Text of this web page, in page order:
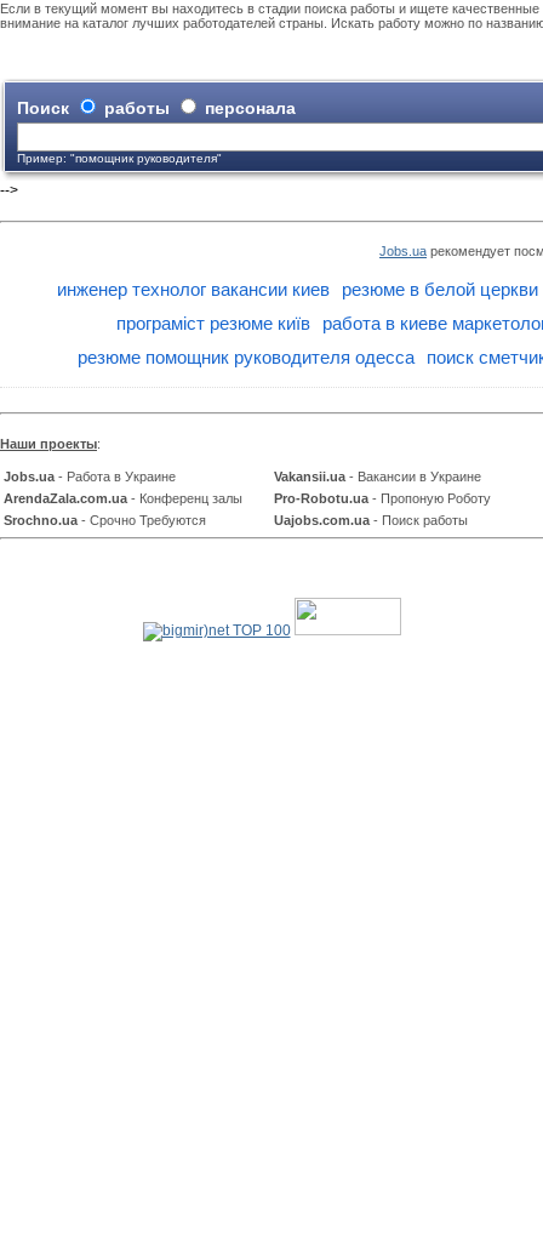
Если в текущий момент вы находитесь в стадии поиска работы и ищете
внимание на каталог лучших работодателей страны. Искать работу можно по
Поиск работы персонала
Пример: "помощник руководителя"
-->
Jobs.ua рекомендует
инженер технолог вакансии киев
резюме в белой церкви
програміст резюме київ
работа в киеве
резюме помощник руководителя одесса
поиск
Наши проекты:
Jobs.ua - Работа в Украине Vakansii.ua - Вакансии в Украине
ArendaZala.com.ua - Конференц залы Pro-Robotu.ua - Пропоную Роботу
Srochno.ua - Срочно Требуются Uajobs.com.ua - Поиск работы